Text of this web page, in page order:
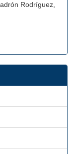
Rodríguez,